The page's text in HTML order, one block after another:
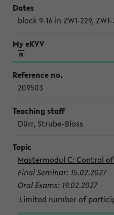
block 9-16 in ZW1-229, ZW1-
209503
Dürr, Strube-Bloss
Mastermodul C: Control
Final Seminar: 15.02.2027
Oral Exams: 19.02.2027
Limited number of